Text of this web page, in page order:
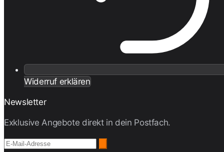
Widerruf erklären
Newsletter
Exklusive Angebote direkt in dein Postfach.